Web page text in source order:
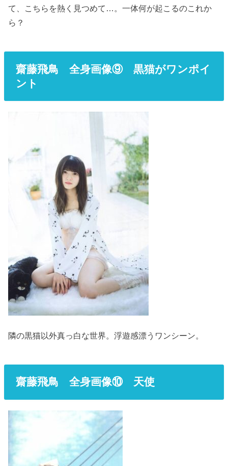
て、こちらを熱く見つめて…。一体何が起こるのこれか
ら？
齋藤飛鳥 全身画像⑨ 黒猫がワンポイ
ント
隣の黒猫以外真っ白な世界。浮遊感漂うワンシーン。
齋藤飛鳥 全身画像⑩ 天使